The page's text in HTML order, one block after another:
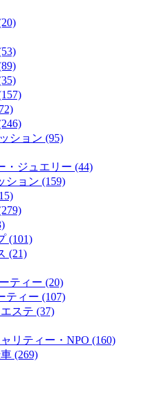
ション (95)
・ジュエリー (44)
ション (159)
(101)
(21)
ティー (20)
ティー (107)
ステ (37)
リティー・NPO (160)
(269)